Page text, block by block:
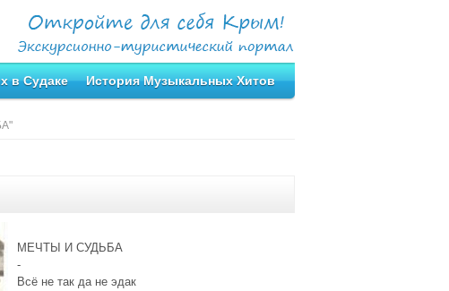
в Судаке История Музыкальных Хитов
МЕЧТЫ И СУДЬБА
-
Всё не так да не эдак